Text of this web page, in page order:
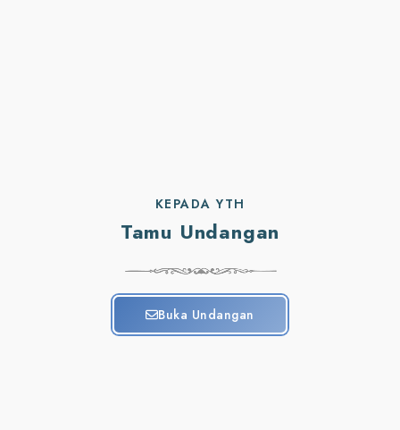
KEPADA YTH
Tamu Undangan
Buka Undangan